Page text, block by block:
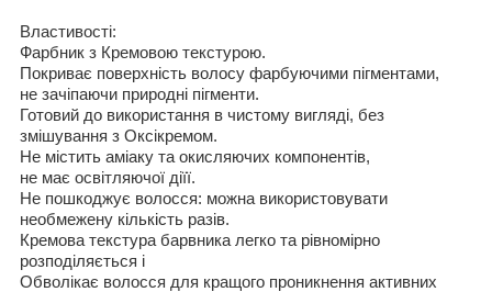
Властивості:
Фарбник з Кремовою текстурою.
Покриває поверхність волосу фарбуючими пігментами,
не зачіпаючи природні пігменти.
Готовий до використання в чистому вигляді, без
змішування з Оксікремом.
Не містить аміаку та окисляючих компонентів,
не має освітляючої діїї.
Не пошкоджує волосся: можна використовувати
необмежену кількість разів.
Кремова текстура барвника легко та рівномірно
розподіляється і
Обволікає волосся для кращого проникнення активних